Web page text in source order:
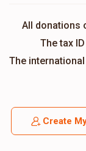
All donations
The tax
The
Create